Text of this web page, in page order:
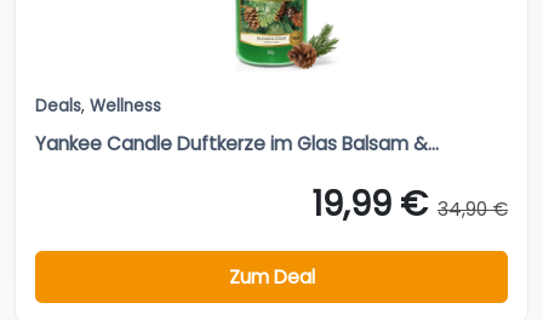
Deals, Wellness
Yankee Candle Duftkerze im Glas Balsam &...
19,99 € 34,90 €
Zum Deal